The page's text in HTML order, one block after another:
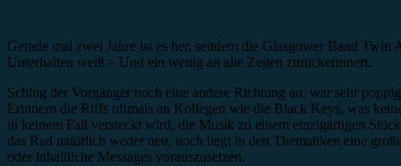
Gerade mal zwei Jahre ist es her, seitdem die Glasgower Band
Unterhalten weiß – Und ein wenig an alte Zeiten zurückerinnert.
Schlug der Vorgänger noch eine andere Richtung an, war sehr
Erinnern die Riffs oftmals an Kollegen wie die Black Keys, was
in keinem Fall versteckt wird, die Musik zu einem einzigartigen
das Rad natürlich weder neu, noch liegt in den Thematiken eine
oder inhaltliche Messages vorauszusetzen.